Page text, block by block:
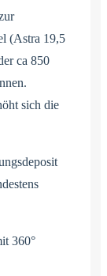
(Astra 19,5
ca 850
sich die
360°